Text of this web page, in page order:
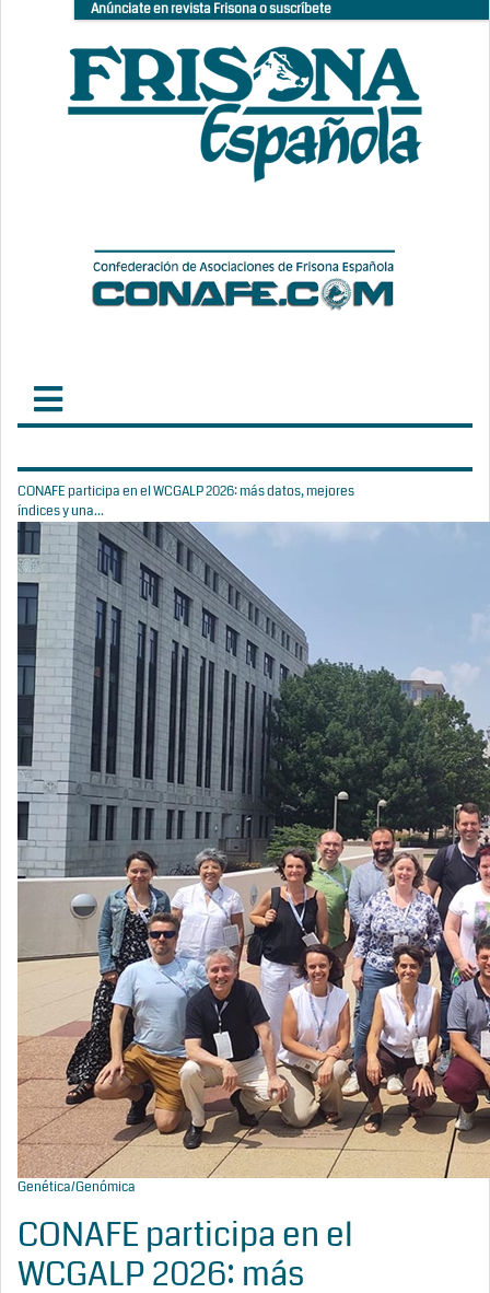
Anúnciate en revista Frisona o suscríbete
CONAFE participa en el WCGALP 2026: más datos, mejores
índices y una...
Genética/Genómica
CONAFE participa en el
WCGALP 2026: más